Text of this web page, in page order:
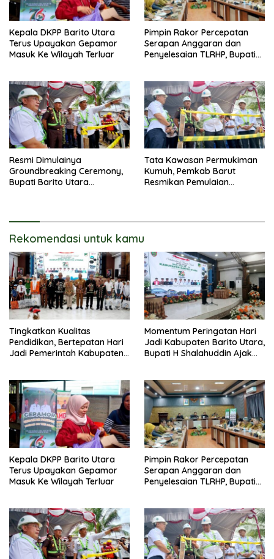
Kepala DKPP Barito Utara
Terus Upayakan Gepamor
Masuk Ke Wilayah Terluar
Pimpin Rakor Percepatan
Serapan Anggaran dan
Penyelesaian TLRHP, Bupati
Program
Resmi Dimulainya
Groundbreaking Ceremony,
Bupati Barito Utara
Tata Kawasan Permukiman
Kumuh, Pemkab Barut
Resmikan Pemulaian
Rekomendasi untuk kamu
Tingkatkan Kualitas
Pendidikan, Bertepatan Hari
Jadi Pemerintah Kabupaten
Momentum Peringatan Hari
Jadi Kabupaten Barito Utara,
Bupati H Shalahuddin Ajak
Daerah
Kepala DKPP Barito Utara
Terus Upayakan Gepamor
Masuk Ke Wilayah Terluar
Pimpin Rakor Percepatan
Serapan Anggaran dan
Penyelesaian TLRHP, Bupati
Program